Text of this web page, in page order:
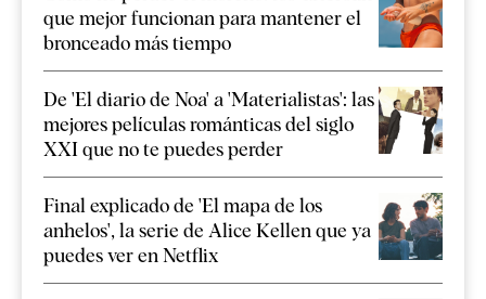
que mejor funcionan para mantener el
bronceado más tiempo
De 'El diario de Noa' a 'Materialistas': las
mejores películas románticas del siglo
XXI que no te puedes perder
Final explicado de 'El mapa de los
anhelos', la serie de Alice Kellen que ya
puedes ver en Netflix